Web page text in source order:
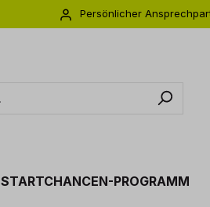
Persönlicher
STARTCHANCEN-PROGRAMM